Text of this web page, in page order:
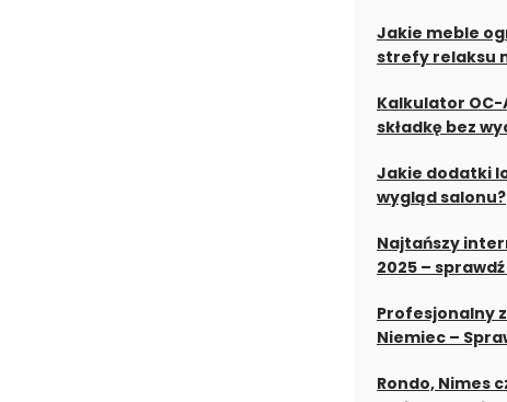
Jakie meble
strefy relaksu
Kalkulator OC-
składkę bez
Jakie dodatki
wygląd salonu?
Najtańszy
2025 –
Profesjonalny
Niemiec –
Rondo, Nimes